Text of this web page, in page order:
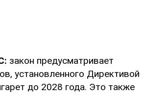
закон предусматривает
установленного Директивой
до 2028 года. Это также